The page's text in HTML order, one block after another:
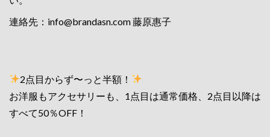
連絡先： info@brandasn.com藤原惠子
2点目からず〜っと半額！
お洋服もアクセサリーも、1点目は通常価格、2点目以降は
すべて50％OFF！